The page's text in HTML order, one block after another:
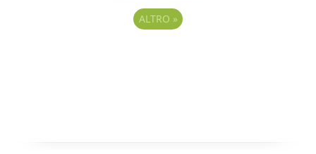
ALTRO »